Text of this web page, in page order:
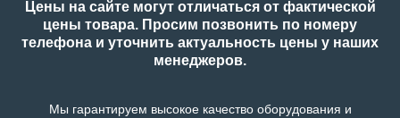
Цены на сайте могут отличаться от фактической
цены товара. Просим позвонить по номеру
телефона и уточнить актуальность цены у наших
менеджеров.
Мы гарантируем высокое качество оборудования и